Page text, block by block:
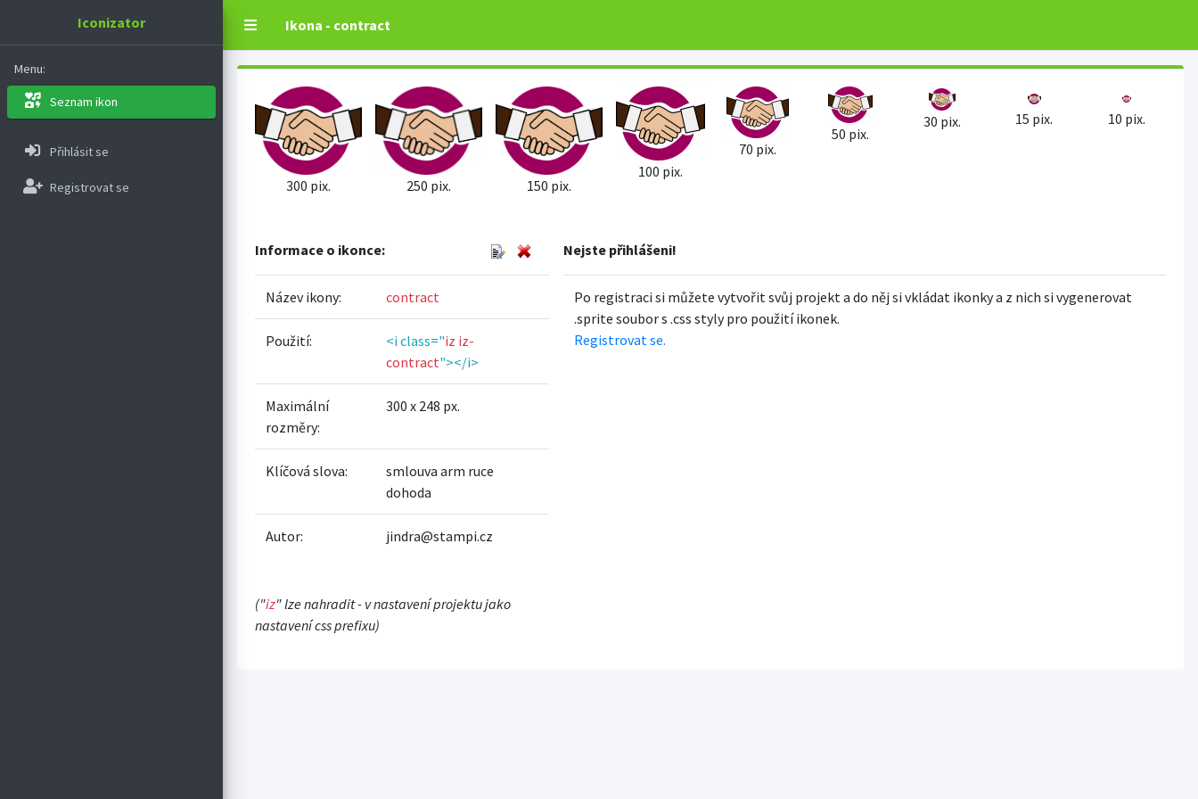
Ikona - contract
Iconizator
Menu:
Seznam ikon
Přihlásit se
Registrovat se 300 pix. 250 pix. 150 pix.
100 pix.
70 pix.
50 pix.
30 pix. 15 pix. 10 pix.
Informace o ikonce:
Název ikony: contract
Použití: <i class="iz iz-
contract"></i>
Maximální
rozměry:
300 x 248 px.
Klíčová slova:
smlouva arm ruce
dohoda
Autor: jindra@stampi.cz
("iz" lze nahradit - v nastavení projektu jako
nastavení css prefixu)
Nejste přihlášeni!
Po registraci si můžete vytvořit svůj projekt a do něj si vkládat ikonky a z nich si vygenerovat
.sprite soubor s .css styly pro použití ikonek.
Registrovat se.